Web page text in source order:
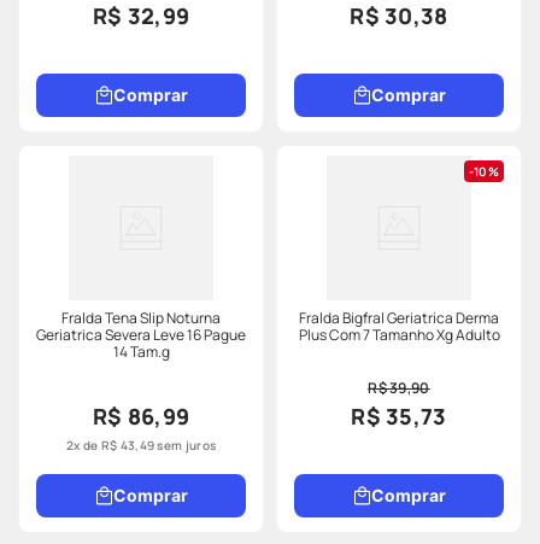
R$ 32,99
Comprar
R$ 30,38
Comprar
Fralda Tena Slip Noturna
Geriatrica Severa Leve 16 Pague
14 Tam.g
R$ 86,99
2x de R$ 43,49sem juros
Comprar
10%
Fralda Bigfral Geriatrica Derma
Plus Com 7 Tamanho Xg Adulto
R$ 39,90
R$ 35,73
Comprar